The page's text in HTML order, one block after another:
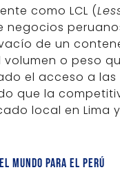
como LCL (
negocios
de un
o peso
el acceso a
que la
local en Lima y
mundo para el Perú